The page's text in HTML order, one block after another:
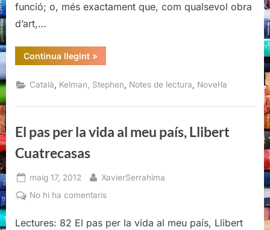
funció; o, més exactament que, com qualsevol obra
d’art,…
Continua llegint“Els
consells
colom,
Stephen
»
Català Kelman, Stephen Notes de lectura Novel·la
El pas per la vida al meu país, Llibert
Cuatrecasas
Posted
on
maig 17, 2012 By
XavierSerrahima
No hi ha comentarisa
pas
Lectures: 82 El pas per la vida al meu país, Llibert